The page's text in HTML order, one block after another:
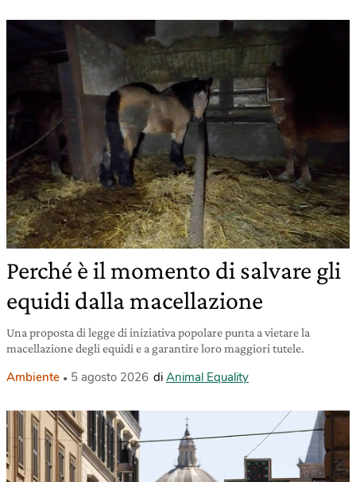
Perché è il momento di salvare gli
equidi dalla macellazione
Una proposta di legge di iniziativa popolare punta a vietare la
macellazione degli equidi e a garantire loro maggiori tutele.
Ambiente 5 agosto 2026 di Animal Equality